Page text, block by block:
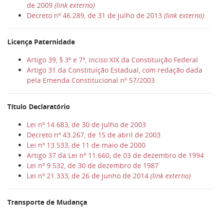
de 2009 (link externo)
Decreto nº 46.289, de 31 de julho de 2013 (link externo)
Licença Paternidade
Artigo 39, § 3º e 7º, inciso XIX da Constituição Federal
Artigo 31 da Constituição Estadual, com redação dada
pela Emenda Constitucional nº 57/2003
Título Declaratório
Lei nº 14.683, de 30 de julho de 2003
Decreto nº 43.267, de 15 de abril de 2003
Lei nº 13.533, de 11 de maio de 2000
Artigo 37 da Lei nº 11.660, de 03 de dezembro de 1994
Lei nº 9.532, de 30 de dezembro de 1987
Lei nº 21.333, de 26 de junho de 2014 (link externo)
Transporte de Mudança